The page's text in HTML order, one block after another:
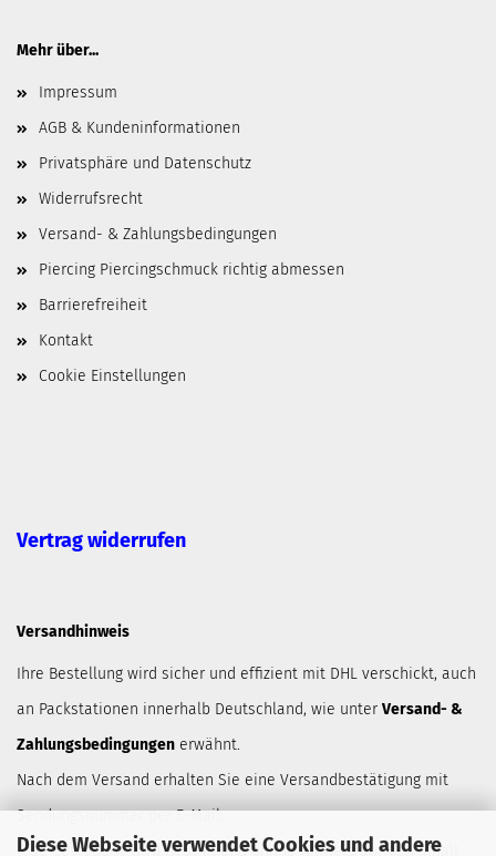
Diese Webseite verwendet Cookies und andere
Mehr über...
Impressum
AGB & Kundeninformationen
Privatsphäre und Datenschutz
Widerrufsrecht
Versand- & Zahlungsbedingungen
Piercing Piercingschmuck richtig abmessen
Barrierefreiheit
Kontakt
Cookie Einstellungen
Vertrag widerrufen
Versandhinweis
Ihre Bestellung wird sicher und effizient mit DHL verschickt, auch
an Packstationen innerhalb Deutschland, wie unter Versand- &
Zahlungsbedingungen erwähnt.
Nach dem Versand erhalten Sie eine Versandbestätigung mit
Sendungsnummer per E-Mail.
Jede Bestellung wird neutral und ohnne Hinweis auf den Inhalt